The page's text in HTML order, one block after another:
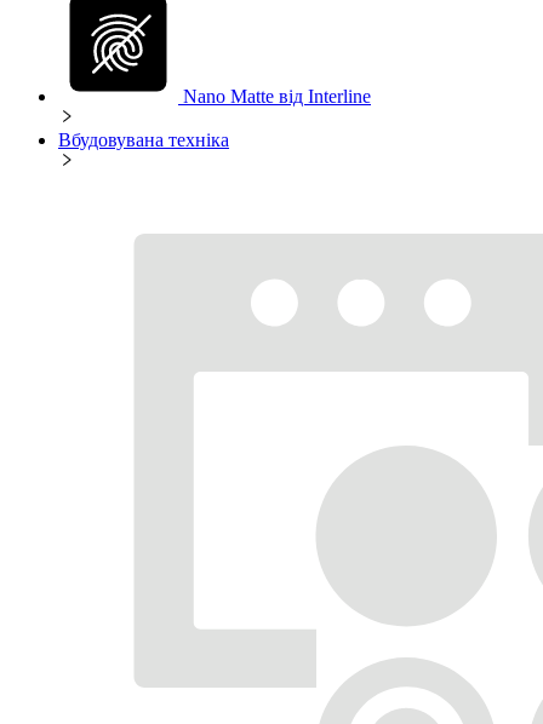
Nano Matte від Interline
Вбудовувана техніка